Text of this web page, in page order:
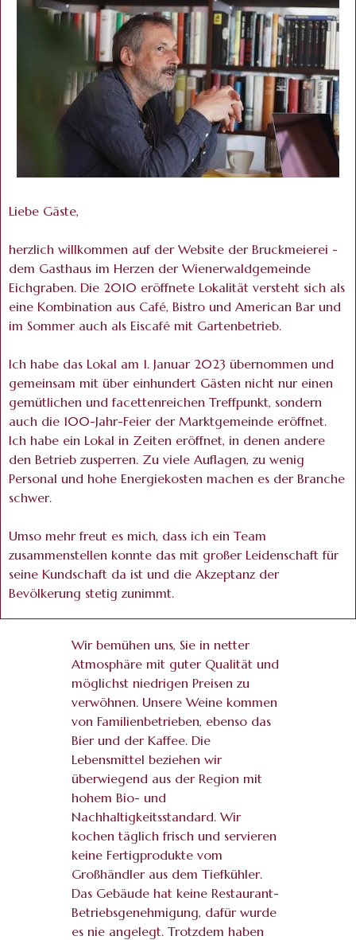
Liebe Gäste,
herzlich willkommen auf der Website der Bruckmeierei -
dem Gasthaus im Herzen der Wienerwaldgemeinde
Eichgraben. Die 2010 eröffnete Lokalität versteht sich als
eine Kombination aus Café, Bistro und American Bar und
im Sommer auch als Eiscafé mit Gartenbetrieb.
Ich habe das Lokal am 1. Januar 2023 übernommen und
gemeinsam mit über einhundert Gästen nicht nur einen
gemütlichen und facettenreichen Treffpunkt, sondern
auch die 100-Jahr-Feier der Marktgemeinde eröffnet.
Ich habe ein Lokal in Zeiten eröffnet, in denen andere
den Betrieb zusperren. Zu viele Auflagen, zu wenig
Personal und hohe Energiekosten machen es der Branche
schwer.
Umso mehr freut es mich, dass ich ein Team
zusammenstellen konnte das mit großer Leidenschaft für
seine Kundschaft da ist und die Akzeptanz der
Bevölkerung stetig zunimmt.
Wir bemühen uns, Sie in netter
Atmosphäre mit guter Qualität und
möglichst niedrigen Preisen zu
verwöhnen. Unsere Weine kommen
von Familienbetrieben, ebenso das
Bier und der Kaffee. Die
Lebensmittel beziehen wir
überwiegend aus der Region mit
hohem Bio- und
Nachhaltigkeitsstandard. Wir
kochen täglich frisch und servieren
keine Fertigprodukte vom
Großhändler aus dem Tiefkühler.
Das Gebäude hat keine Restaurant-
Betriebsgenehmigung, dafür wurde
es nie angelegt. Trotzdem haben